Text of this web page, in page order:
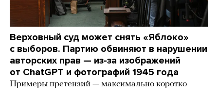
Верховный суд может снять «Яблоко»
с выборов. Партию обвиняют в нарушении
авторских прав — из-за изображений
от ChatGPT и фотографий 1945 года
Примеры претензий — максимально коротко